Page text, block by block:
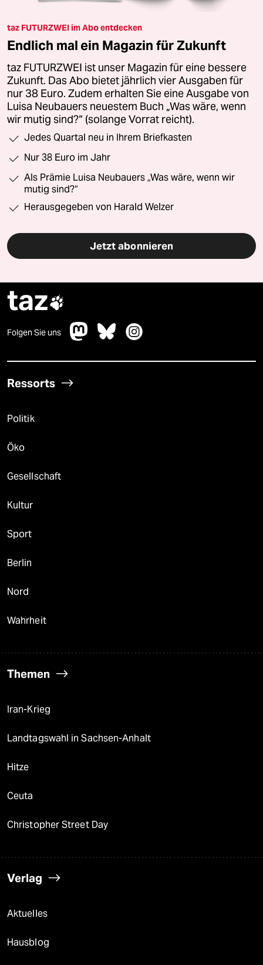
taz FUTURZWEI im Abo entdecken
Endlich mal ein Magazin für Zukunft
taz FUTURZWEI ist unser Magazin für eine bessere
Zukunft. Das Abo bietet jährlich vier Ausgaben für
nur 38 Euro. Zudem erhalten Sie eine Ausgabe von
Luisa Neubauers neuestem Buch „Was wäre, wenn
wir mutig sind?“ (solange Vorrat reicht).
Jedes Quartal neu in Ihrem Briefkasten
Nur 38 Euro im Jahr
Als Prämie Luisa Neubauers „Was wäre, wenn wir
mutig sind?“
Herausgegeben von Harald Welzer
Jetzt abonnieren
taz
Folgen Sie uns
Ressorts
Politik
Öko
Gesellschaft
Kultur
Sport
Berlin
Nord
Wahrheit
Themen
Iran-Krieg
Landtagswahl in Sachsen-Anhalt
Hitze
Ceuta
Christopher Street Day
Verlag
Aktuelles
Hausblog